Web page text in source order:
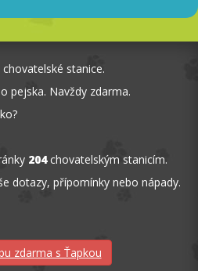
stanice.
pejska. Navždy zdarma.
204chovatelským stanicím.
dotazy, přípomínky nebo nápady.
zdarma s Ťapkou